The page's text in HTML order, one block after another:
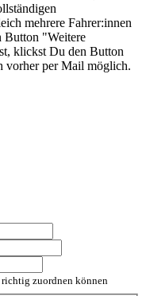
mehrere Fahrer:innen
Button "Weitere
klickst Du den Button
vorher per Mail möglich.
zuordnen können